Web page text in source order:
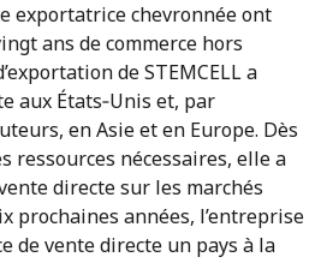
exportatrice chevronnée ont
ans de commerce hors
de STEMCELL a
aux États‑Unis et, par
en Asie et en Europe. Dès
ressources nécessaires, elle a
directe sur les marchés
prochaines années, l’entreprise
de vente directe un pays à la